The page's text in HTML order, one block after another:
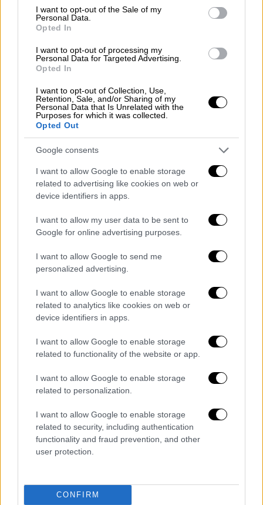
consent section.
I want to opt-out of the Sale of my
Personal Data.
Opted In
I want to opt-out of processing my
Personal Data for Targeted Advertising.
Opted In
I want to opt-out of Collection, Use,
Retention, Sale, and/or Sharing of my
Personal Data that Is Unrelated with the
Purposes for which it was collected.
Opted Out
Google consents
I want to allow Google to enable storage
related to advertising like cookies on web or
device identifiers in apps.
I want to allow my user data to be sent to
Google for online advertising purposes.
I want to allow Google to send me
personalized advertising.
I want to allow Google to enable storage
related to analytics like cookies on web or
device identifiers in apps.
I want to allow Google to enable storage
related to functionality of the website or app.
I want to allow Google to enable storage
related to personalization.
I want to allow Google to enable storage
related to security, including authentication
functionality and fraud prevention, and other
user protection.
CONFIRM
Ελλάδα|03.06.2026 07:14
Σοβαρό τροχαίο στο Μενίδι:
Τρίχρονος παρασύρθηκε από
αυτοκίνητο - Νοσηλεύεται σε σοβαρή
κατάσταση
Μέχρι στιγμής έχουν
περιοχές της Κοζάνης και του Αγρινίου
διαχειριστής και υπάλληλος ΚΥΔ. Συνολικά,
οι κατηγορούμενοι ανέρχονται σε 39 άτομα,
αστυνομίας.
Η έρευνα δείχνει ότι το παράνομο
οικονομικό όφελος της οργάνωσης
υπερβαίνει τα 2,5 εκατομμύρια ευρώ, ενώ
παράλληλα έχουν εντοπιστεί και
φορολογικές παραβάσεις. Οι αρχές
ανακρίσεις για τη διαλεύκανση της
υπόθεσης.
Τα σχολιά σας δημοσιεύονται άμεσα με δική σας ευθύνη. Το
ΕΘΝΟΣ θα παρεμβαίνει και τα προσβλητικά σχόλια θα
διαγράφονται